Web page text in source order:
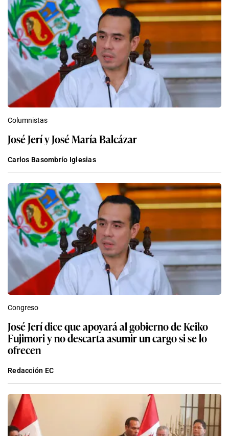
Columnistas
José Jerí y José María Balcázar
Carlos Basombrío Iglesias
Congreso
José Jerí dice que apoyará al gobierno de Keiko
Fujimori y no descarta asumir un cargo si se lo
ofrecen
Redacción EC